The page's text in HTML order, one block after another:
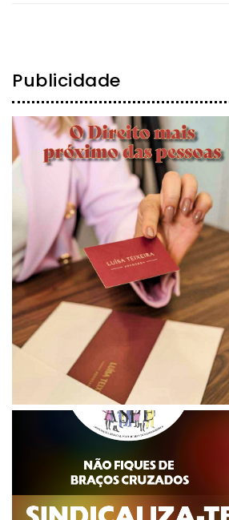
Publicidade